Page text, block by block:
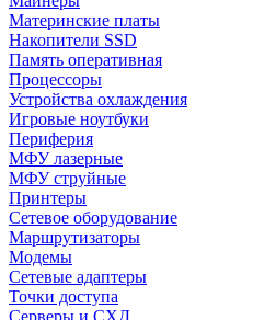
Материнские платы
Накопители SSD
Память оперативная
Процессоры
Устройства охлаждения
Игровые ноутбуки
Периферия
МФУ лазерные
МФУ струйные
Принтеры
Сетевое оборудование
Маршрутизаторы
Модемы
Сетевые адаптеры
Точки доступа
Серверы и СХД